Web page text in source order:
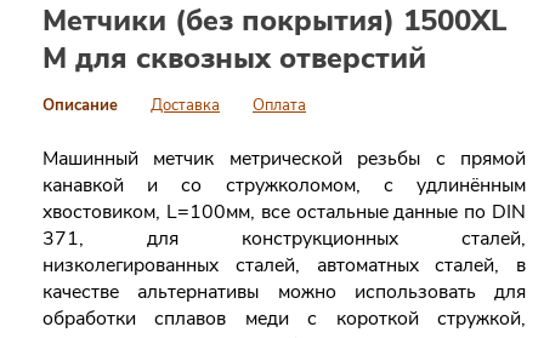
Метчики (без покрытия) 1500XL
M для сквозных отверстий
Описание Доставка Оплата
Машинный метчик метрической резьбы с прямой
канавкой и сo стружколомом, с удлинëнным
хвостовиком, L=100мм, все остальные данные по DIN
371, для конструкционных сталей,
низколегированных сталей, автоматных сталей, в
качестве альтернативы можно использовать для
обработки сплавов меди с короткой стружкой,